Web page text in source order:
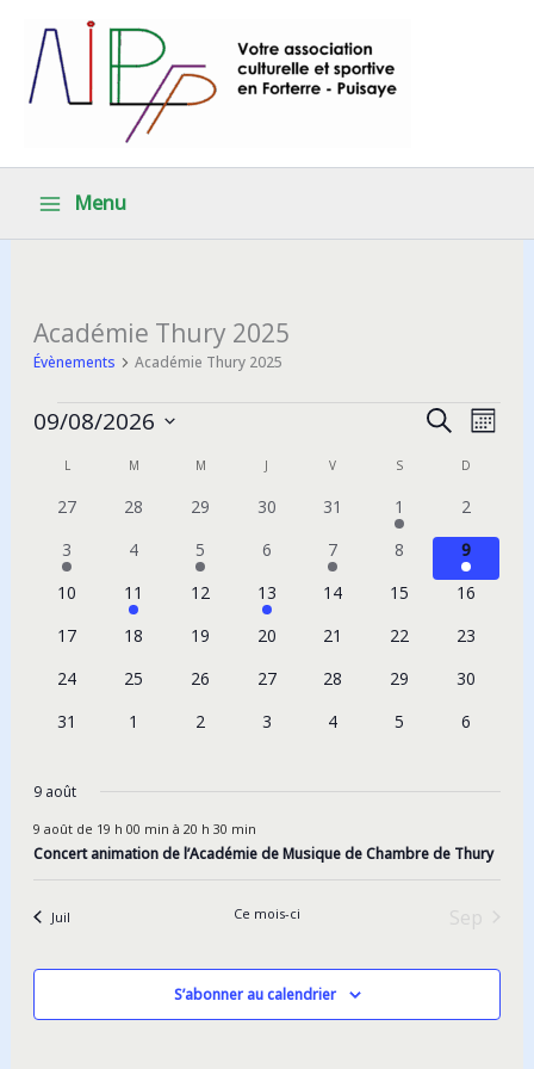
contenu
Menu
Académie Thury 2025
Évènements Académie Thury 2025
Évènements
Recherche
vues
Évènements
Recherche
Mois
09/08/2026
Calendrier
LLUNDI M M MERCREDIJ V VENDREDIS D
0
27
0
28
0
29
0
30
0
évènements
31
1
évènement
1
0
2
1
évènement
3
0
évènements
4
1
évènement
5
0
évènements
6
1
évènement
7
0
évènements
8
1
9
0
évènements
10
1
évènement
11
0
évènements
12
1
évènement
13
014
015
016
017
018
019
0
20
0
21
0
22
0
23
0
24
0
25
0
26
0
27
0
28
0
29
0
30
0
31
01
0
2
0
3
0
4
0
5
0
6
9 août
9 août de 19 h 00 min à20 h 30 min
Concert animation de l’Académie de Musique de Chambre de Thury
Juil Ce mois-ci Sep
S’abonner au calendrier